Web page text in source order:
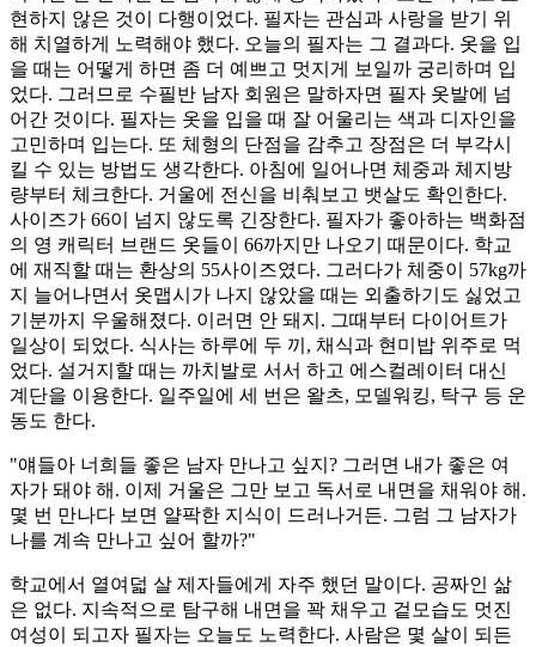
현하지 않은 것이 다행이었다. 필자는 관심과 사랑을 받기 위
해 치열하게 노력해야 했다. 오늘의 필자는 그 결과다. 옷을 입
을 때는 어떻게 하면 좀 더 예쁘고 멋지게 보일까 궁리하며 입
었다. 그러므로 수필반 남자 회원은 말하자면 필자 옷발에 넘
어간 것이다. 필자는 옷을 입을 때 잘 어울리는 색과 디자인을
고민하며 입는다. 또 체형의 단점을 감추고 장점은 더 부각시
킬 수 있는 방법도 생각한다. 아침에 일어나면 체중과 체지방
량부터 체크한다. 거울에 전신을 비춰보고 뱃살도 확인한다.
사이즈가 66이 넘지 않도록 긴장한다. 필자가 좋아하는 백화점
의 영 캐릭터 브랜드 옷들이 66까지만 나오기 때문이다. 학교
에 재직할 때는 환상의 55사이즈였다. 그러다가 체중이 57kg까
지 늘어나면서 옷맵시가 나지 않았을 때는 외출하기도 싫었고
기분까지 우울해졌다. 이러면 안 돼지. 그때부터 다이어트가
일상이 되었다. 식사는 하루에 두 끼, 채식과 현미밥 위주로 먹
었다. 설거지할 때는 까치발로 서서 하고 에스컬레이터 대신
계단을 이용한다. 일주일에 세 번은 왈츠, 모델워킹, 탁구 등 운
동도 한다.
"얘들아 너희들 좋은 남자 만나고 싶지? 그러면 내가 좋은 여
자가 돼야 해. 이제 거울은 그만 보고 독서로 내면을 채워야 해.
몇 번 만나다 보면 얄팍한 지식이 드러나거든. 그럼 그 남자가
나를 계속 만나고 싶어 할까?"
학교에서 열여덟 살 제자들에게 자주 했던 말이다. 공짜인 삶
은 없다. 지속적으로 탐구해 내면을 꽉 채우고 겉모습도 멋진
여성이 되고자 필자는 오늘도 노력한다. 사람은 몇 살이 되든